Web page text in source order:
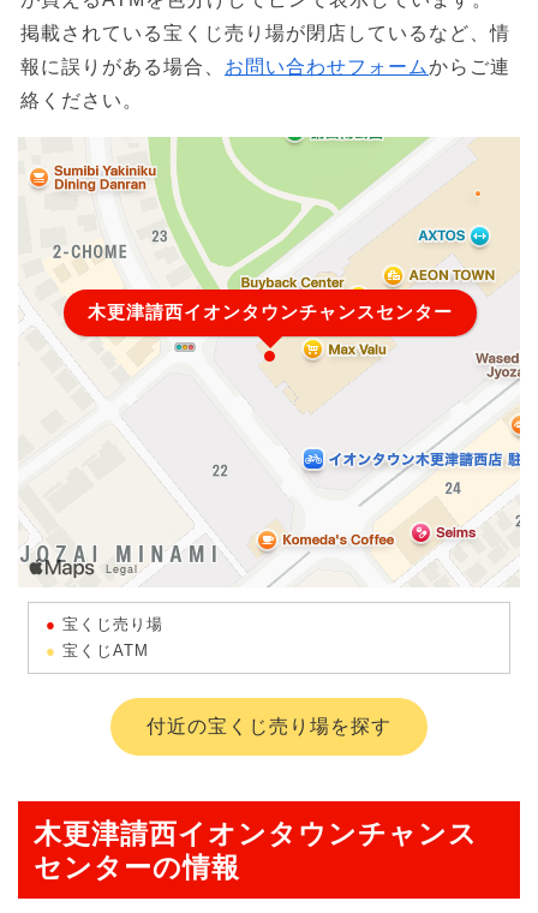
掲載されている宝くじ売り場が閉店しているなど、情
報に誤りがある場合、 お問い合わせフォームからご連
絡ください。
木更津請西イオンタウンチャンスセンター
宝くじ売り場
宝くじATM
付近の宝くじ売り場を探す
木更津請西イオンタウンチャンス
センターの情報